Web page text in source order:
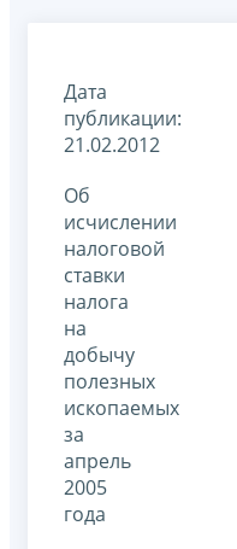
Дата
публикации:
21.02.2012
Об
исчислении
налоговой
ставки
налога
на
добычу
полезных
ископаемых
за
апрель
2005
года